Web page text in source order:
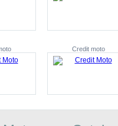
Credit moto